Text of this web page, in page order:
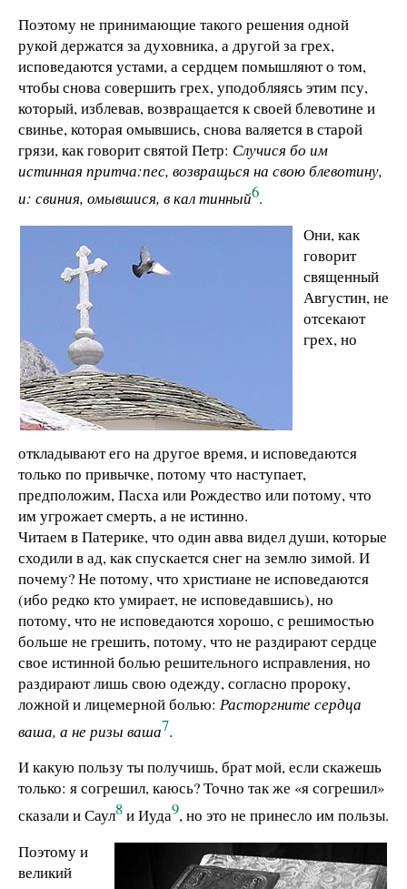
Поэтому не принимающие такого решения одной
рукой держатся за духовника, а другой за грех,
исповедаются устами, а сердцем помышляют о том,
чтобы снова совершить грех, уподобляясь этим псу,
который, изблевав, возвращается к своей блевотине и
свинье, которая омывшись, снова валяется в старой
грязи, как говорит святой Петр: Случися бо им
истинная притча:пес, возвращься на свою блевотину,
и: свиния, омывшися, в кал тинный6.
Они, как
говорит
священный
Августин, не
отсекают
грех, но
откладывают его на другое время, и исповедаются
только по привычке, потому что наступает,
предположим, Пасха или Рождество или потому, что
им угрожает смерть, а не истинно.
Читаем в Патерике, что один авва видел души, которые
сходили в ад, как спускается снег на землю зимой. И
почему? Не потому, что христиане не исповедаются
(ибо редко кто умирает, не исповедавшись), но
потому, что не исповедаются хорошо, с решимостью
больше не грешить, потому, что не раздирают сердце
свое истинной болью решительного исправления, но
раздирают лишь свою одежду, согласно пророку,
ложной и лицемерной болью: Расторгните сердца
ваша, а не ризы ваша7.
И какую пользу ты получишь, брат мой, если скажешь
только: я согрешил, каюсь? Точно так же «я согрешил»
сказали и Саул8и Иуда9, но это не принесло им пользы.
Поэтому и
великий